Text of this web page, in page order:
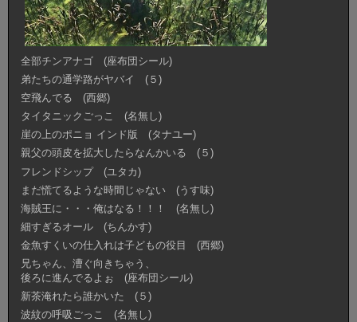
全部チンアナゴ (座布団シール)
弟たちの通学路がヤバイ (５)
空飛んでる (西郷)
タイタニックごっこ (名無し)
崖の上のポニョ インド版 (タナユー)
親父の頭皮を拡大したらなんかいる (５)
フレンドシップ (ユタカ)
まだ慌てるような時間じゃない (うす味)
海賊王に・・・俺はなる！！！ (名無し)
細すぎるオール (ちんかす)
金魚すくいの仕入れは子どもの役目 (西郷)
兄ちゃん、漕ぐ向きちゃう、
後ろに進んでるよぉ (座布団シール)
新茶淹れたら誰かいた (５)
波紋の呼吸ごっこ (名無し)